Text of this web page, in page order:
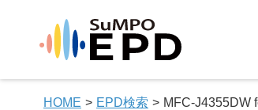
HOME EPD検索 MFC-J4355DW